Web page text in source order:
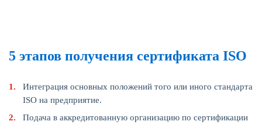
5 этапов получения сертификата ISO
Интеграция основных положений того или иного стандарта
ISO на предприятие.
Подача в аккредитованную организацию по сертификации